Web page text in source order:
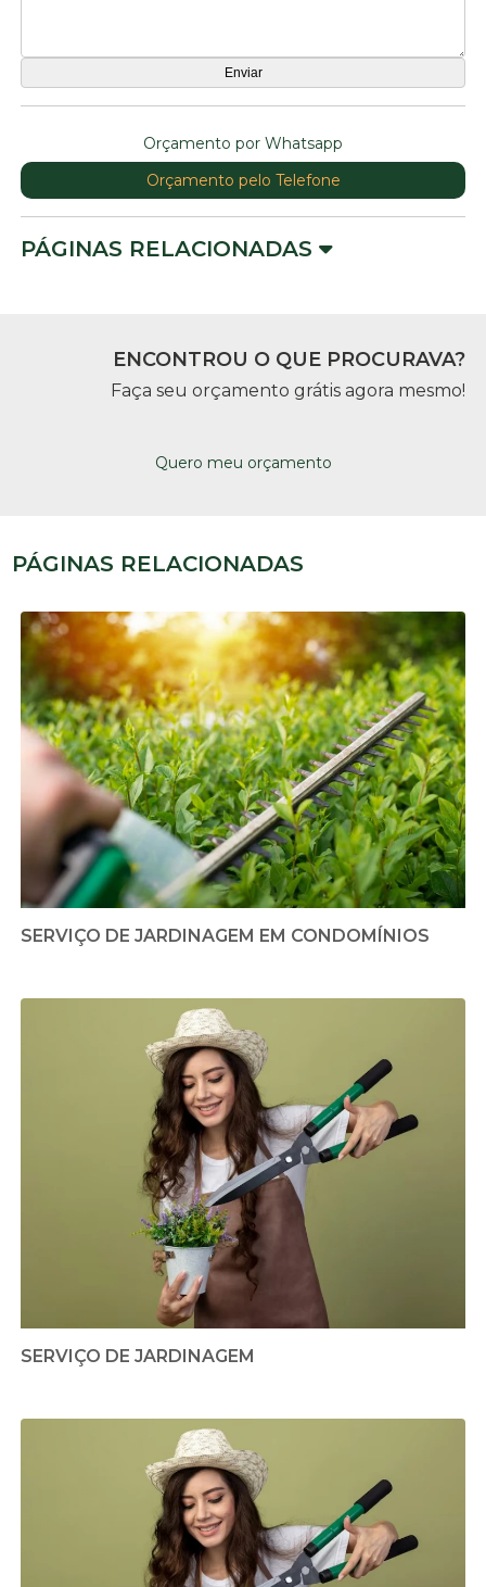
Orçamento por Whatsapp
Orçamento pelo Telefone
PÁGINAS RELACIONADAS
ENCONTROU O QUE PROCURAVA?
Faça seu orçamento grátis agora mesmo!
Quero meu orçamento
PÁGINAS RELACIONADAS
SERVIÇO DE JARDINAGEM EM CONDOMÍNIOS
SERVIÇO DE JARDINAGEM